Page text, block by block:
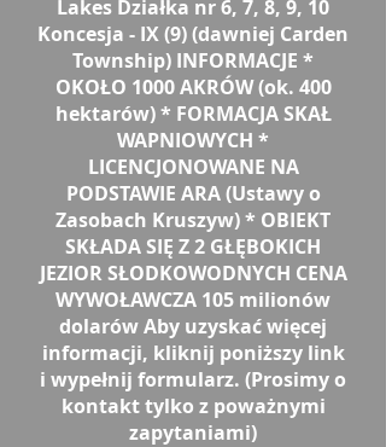
Lakes Działka nr 6, 7, 8, 9, 10
Koncesja - IX (9) (dawniej Carden
Township) INFORMACJE *
OKOŁO 1000 AKRÓW (ok. 400
hektarów) * FORMACJA SKAŁ
WAPNIOWYCH *
LICENCJONOWANE NA
PODSTAWIE ARA (Ustawy o
Zasobach Kruszyw) * OBIEKT
SKŁADA SIĘ Z 2 GŁĘBOKICH
JEZIOR SŁODKOWODNYCH CENA
WYWOŁAWCZA 105 milionów
dolarów Aby uzyskać więcej
informacji, kliknij poniższy link
i wypełnij formularz. (Prosimy o
kontakt tylko z poważnymi
zapytaniami)